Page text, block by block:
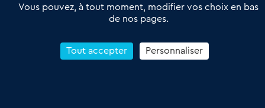
Petitscommerces : Un partenariat au service du commerce de
proximité et des territoires
Reprendre un Restaurant Rapide
Vous pouvez, à tout moment, modifier vos choix en bas
de nos pages.
Tout accepter Personnaliser